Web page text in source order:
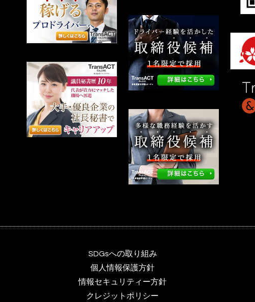
SDGsへの取り組み
個人情報保護方針
情報セキュリティー方針
クレジットポリシー